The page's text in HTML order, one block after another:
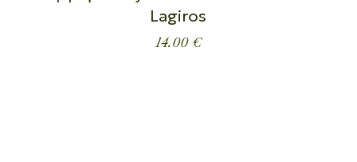
Lagiros
14.00 €